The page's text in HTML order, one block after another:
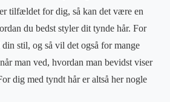
tilfældet for dig, så kan det være en
du bedst styler dit tynde hår. For
stil, og så vil det også for mange
man ved, hvordan man bevidst viser
dig med tyndt hår er altså her nogle